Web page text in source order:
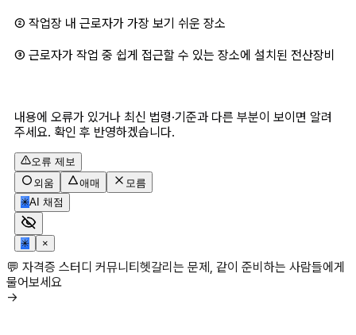
② 작업장 내 근로자가 가장 보기 쉬운 장소
③ 근로자가 작업 중 쉽게 접근할 수 있는 장소에 설치된 전산장비
내용에 오류가 있거나 최신 법령·기준과 다른 부분이 보이면 알려
주세요. 확인 후 반영하겠습니다.
오류 제보
외움
애매
모름
✳AI 채점
✳ ×
💬 자격증 스터디 커뮤니티헷갈리는 문제, 같이 준비하는 사람들에게
물어보세요
→